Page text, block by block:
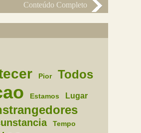
Conteúdo Completo
Pior Todos
Estamos Lugar
Tempo